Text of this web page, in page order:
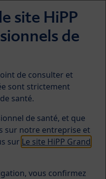
base de lait
site HiPP
de
de consulter et
sont strictement
santé.
de santé, et que
sur notre entreprise et
sur Le site HiPP Grand
vous confirmez